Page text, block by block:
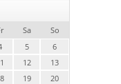
Sa
So
5
6
12
13
19
20